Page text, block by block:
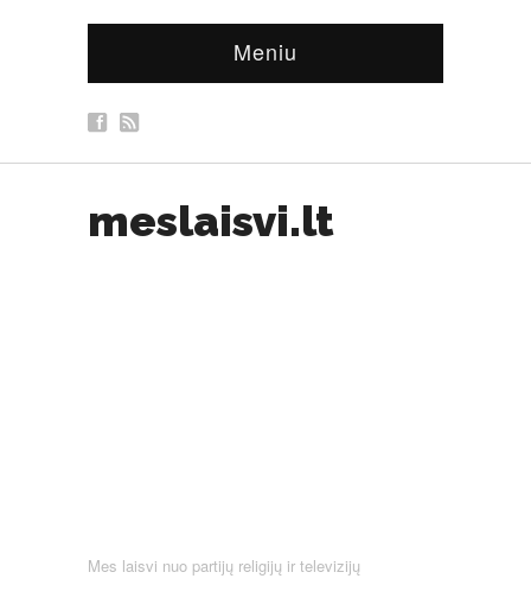
Meniu
meslaisvi.lt
Mes laisvi nuo partijų religijų ir televizijų